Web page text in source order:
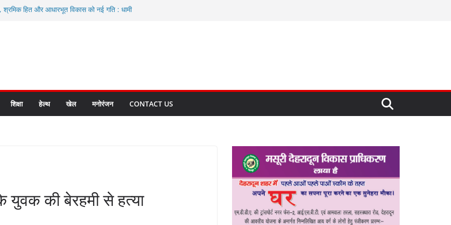
श्रमिक हित और आधारभूत विकास को नई गति : धामी
रहें अधिकारी: सीईओ
योजनाओं के लिए 80 करोड़ रुपए
वर्षा की संभावना, अलर्ट!
शिक्षा हेल्थ खेल मनोरंजन CONTACT US
की बेरहमी से हत्या